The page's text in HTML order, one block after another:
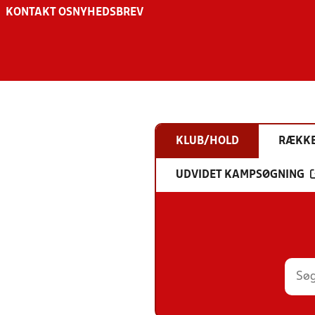
KONTAKT OS NYHEDSBREV
KLUB/HOLD
UDVIDET KAMPSØGNING